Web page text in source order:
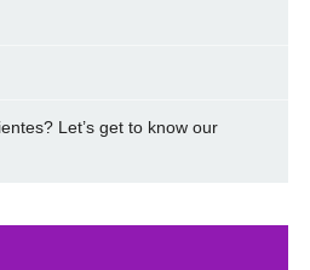
Let’s get to know our